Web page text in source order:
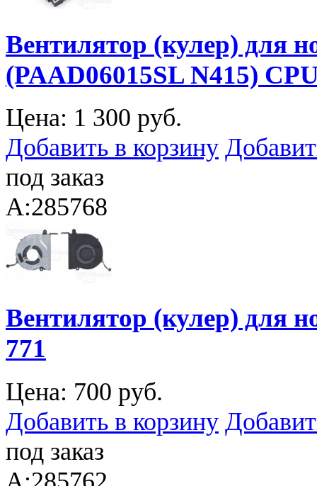
Вентилятор (кулер) для
(PAAD06015SL N415)
Цена: 1 300 руб.
Добавить в корзину
под заказ
A:285768
Вентилятор (кулер) для
771
Цена: 700 руб.
Добавить в корзину
под заказ